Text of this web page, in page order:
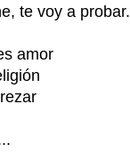
te voy a probar.
amor